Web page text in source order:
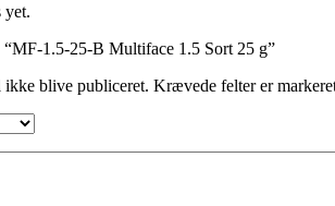
yet.
1.5-25-B Multiface 1.5 Sort 25 g”
ikke blive publiceret. Krævede felter er